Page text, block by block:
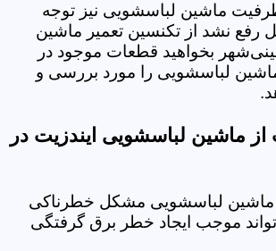
ماشین لباسشویی نیز توجه
رفع نشد از تکنسین تعمیر ماشین
بخواهید قطعات موجود در
لباسشویی را مورد بررسی و
ماشین لباسشویی ایندزیت در
لباسشویی مشکل خطرناکی
موجب ایجاد خطر برق گرفتگی